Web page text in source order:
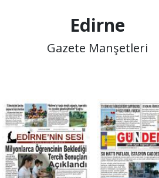
KeşfediyorlarEdirne
Gazete Manşetleri